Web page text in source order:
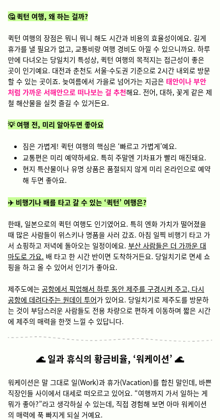
🤔 퀵턴 여행, 왜 하는 걸까?
퀵턴 여행의 장점은 뭐니 뭐니 해도 시간과 비용의 효율성이에요. 길게
휴가를 낼 필요가 없고, 교통비랑 여행 경비도 아낄 수 있으니까요. 하루
만에 다녀오는 당일치기 특성상, 퀵턴 여행의 목적지는 접근성이 좋은
곳이 인기예요. 대전과 춘천도 서울·수도권 기준으로 2시간 내외로 방문
할 수 있는 곳이죠. 늦여름에서 가을로 넘어가는 지금은 태안이나 부안
처럼 가까운 서해안으로 떠나보는 걸 추천해요. 전어, 대하, 꽃게 같은 제
철 해산물을 실컷 즐길 수 있거든요.
💡 여행 전, 미리 알아두면 좋아요
짐은 가볍게! 퀵턴 여행의 핵심은 ‘빠르고 가볍게’예요.
교통편은 미리 예약하세요. 특히 주말엔 기차표가 빨리 매진돼요.
현지 특산물이나 유명 상품은 품절되지 않게 미리 온라인으로 예약
해 두면 좋아요.
✈️ 비행기나 배를 타고 갈 수 있는 ‘퀵턴’ 여행은?
한때, 일본으로의 퀵턴 여행도 인기였어요. 특히 엔화 가치가 떨어졌을
때 많은 사람들이 위스키나 명품을 사러 갔죠. 아침 일찍 비행기 타고 가
서 쇼핑하고 저녁에 돌아오는 일정이에요. 부산 사람들은 더 가까운 대
마도로 가요. 배 타고 한 시간 반이면 도착하거든요. 당일치기로 면세 쇼
핑을 하고 올 수 있어서 인기가 좋아요.
제주도에는 공항에서 픽업해서 하루 동안 제주를 구경시켜 주고, 다시
공항에 데려다주는 원데이 투어가 있어요. 당일치기로 제주도를 방문하
는 것이 부담스러운 사람들도 전용 차량으로 편하게 이동하며 짧은 시간
에 제주의 매력을 한껏 느낄 수 있답니다.
🌊 일과 휴식의 황금비율, ‘워케이션’ 🌊
워케이션은 말 그대로 일(Work)과 휴가(Vacation)를 합친 말인데, 바쁜
직장인들 사이에서 대세로 떠오르고 있어요. “여행까지 가서 일하는 게
뭐가 좋아?”라고 생각하실 수 있는데, 직접 경험해 보면 아마 워케이션
의 매력에 푹 빠지게 되실 거예요.